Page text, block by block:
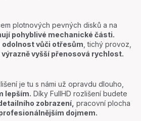
plotnových pevných disků a na
pohyblivé mechanické části.
odolnost vůči otřesům, tichý provoz,
výrazně vyšší přenosová rychlost.
je tu s námi už opravdu dlouho,
lepším. Díky FullHD rozlišení budete
zobrazení, pracovní plocha
dojmem.